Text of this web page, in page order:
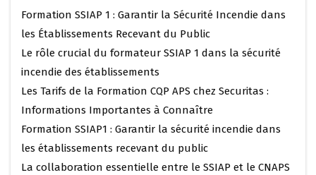
Formation SSIAP 1 : Garantir la Sécurité Incendie dans
les Établissements Recevant du Public
Le rôle crucial du formateur SSIAP 1 dans la sécurité
incendie des établissements
Les Tarifs de la Formation CQP APS chez Securitas :
Informations Importantes à Connaître
Formation SSIAP1 : Garantir la sécurité incendie dans
les établissements recevant du public
La collaboration essentielle entre le SSIAP et le CNAPS